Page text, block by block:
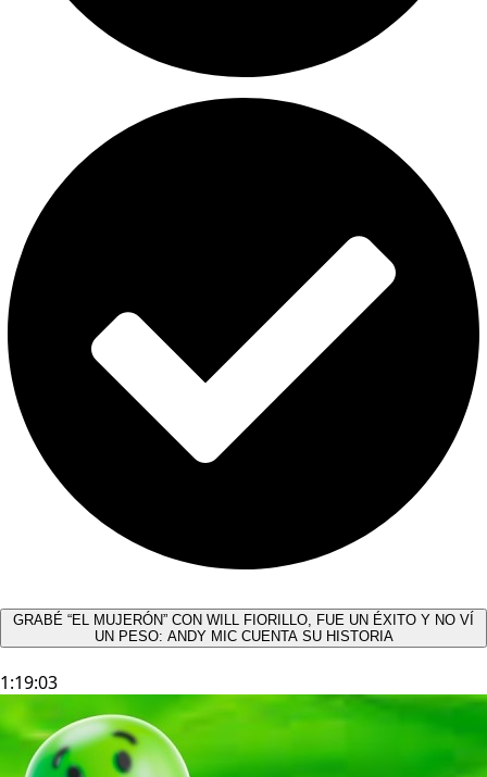
GRABÉ “EL MUJERÓN” CON WILL FIORILLO, FUE UN ÉXITO Y NO VÍ
UN PESO: ANDY MIC CUENTA SU HISTORIA
1:19:03